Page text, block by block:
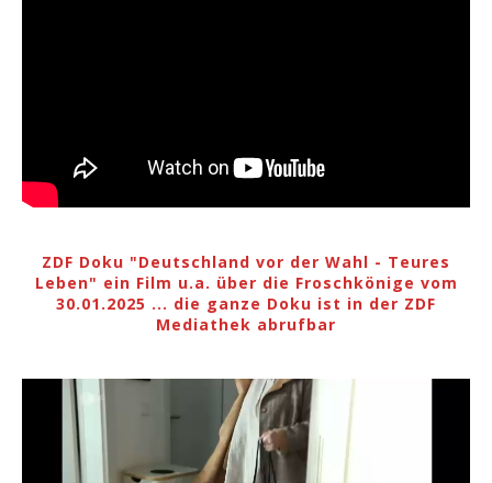
ZDF Doku "Deutschland vor der Wahl - Teures
Leben" ein Film u.a. über die Froschkönige vom
30.01.2025 ... die ganze Doku ist in der ZDF
Mediathek abrufbar